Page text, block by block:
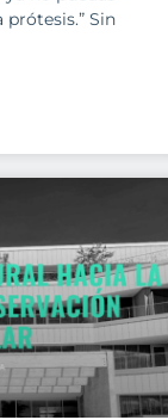
prótesis.” Sin